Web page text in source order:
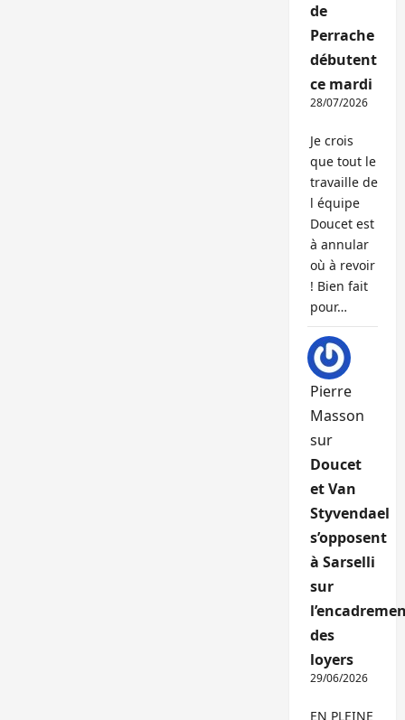
de
Perrache
débutent
ce mardi
28/07/2026
Je crois
que tout le
travaille de
l équipe
Doucet est
à annular
où à revoir
! Bien fait
pour…
Pierre
Masson
sur
Doucet
et Van
Styvendael
s’opposent
à Sarselli
sur
des
loyers
29/06/2026
EN PLEINE